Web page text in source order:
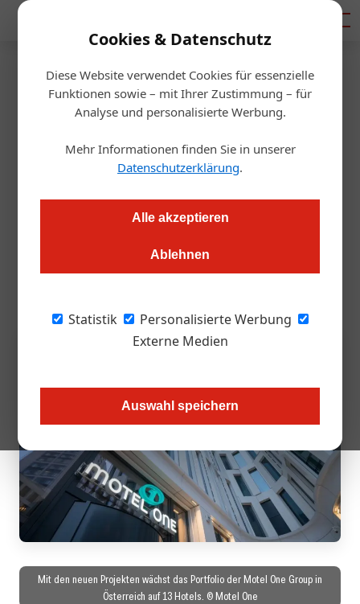
Cookies & Datenschutz
Diese Website verwendet Cookies für essenzielle
Funktionen sowie – mit Ihrer Zustimmung – für
Analyse und personalisierte Werbung.
Mehr Informationen finden Sie in unserer
Datenschutzerklärung.
Alle akzeptieren
Ablehnen
Statistik
Personalisierte Werbung
Externe Medien
Auswahl speichern
Startseite/Hotellerie
Expansion: Motel One setzt
weiter auf Österreich
Neue Standorte in Wien, Linz und Bregenz: Die Motel One
Mit den neuen Projekten wächst das Portfolio der Motel One Group in
Österreich auf 13 Hotels. © Motel One